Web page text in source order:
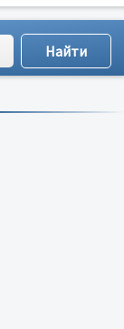
;рейтингу;отзывам